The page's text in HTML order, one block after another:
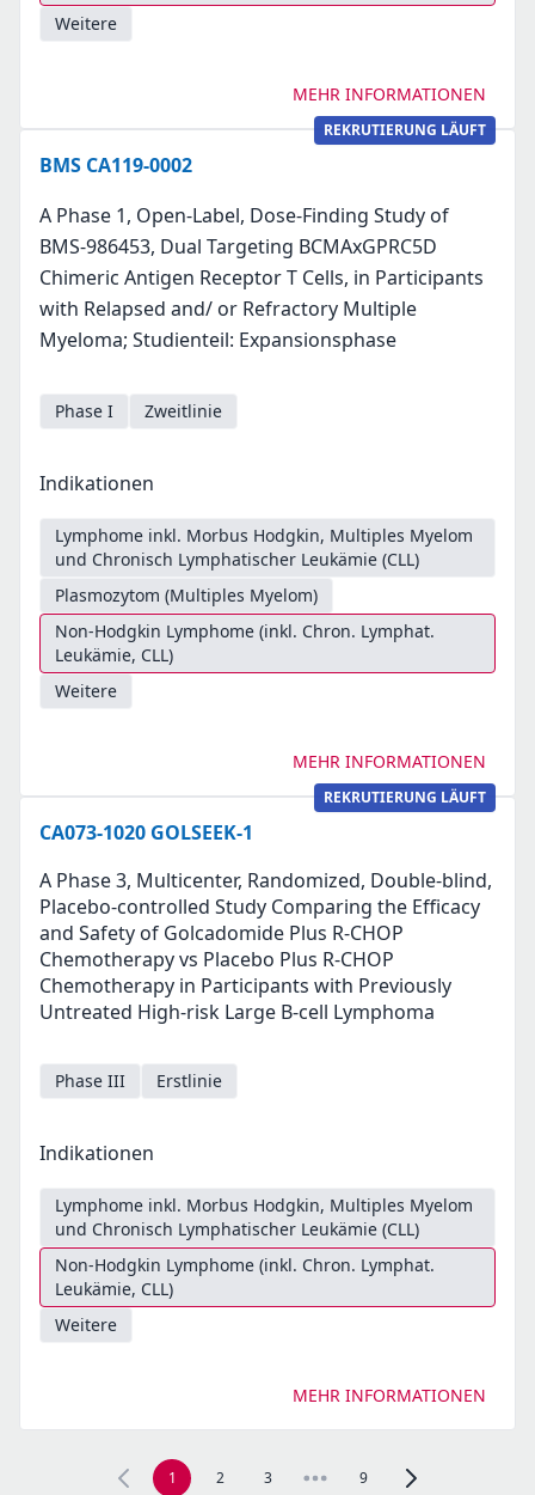
Weitere
MEHR INFORMATIONEN
REKRUTIERUNG LÄUFT
BMS CA119-0002
A Phase 1, Open-Label, Dose-Finding Study of
BMS-986453, Dual Targeting BCMAxGPRC5D
Chimeric Antigen Receptor T Cells, in Participants
with Relapsed and/ or Refractory Multiple
Myeloma; Studienteil: Expansionsphase
Phase I Zweitlinie
Indikationen
Lymphome inkl. Morbus Hodgkin, Multiples Myelom
und Chronisch Lymphatischer Leukämie (CLL)
Plasmozytom (Multiples Myelom)
Non-Hodgkin Lymphome (inkl. Chron. Lymphat.
Leukämie, CLL)
Weitere
MEHR INFORMATIONEN
REKRUTIERUNG LÄUFT
CA073-1020 GOLSEEK-1
A Phase 3, Multicenter, Randomized, Double-blind,
Placebo-controlled Study Comparing the Efficacy
and Safety of Golcadomide Plus R-CHOP
Chemotherapy vs Placebo Plus R-CHOP
Chemotherapy in Participants with Previously
Untreated High-risk Large B-cell Lymphoma
Phase III Erstlinie
Indikationen
Lymphome inkl. Morbus Hodgkin, Multiples Myelom
und Chronisch Lymphatischer Leukämie (CLL)
Non-Hodgkin Lymphome (inkl. Chron. Lymphat.
Leukämie, CLL)
Weitere
MEHR INFORMATIONEN
1 2 3 9 Zur nächsten